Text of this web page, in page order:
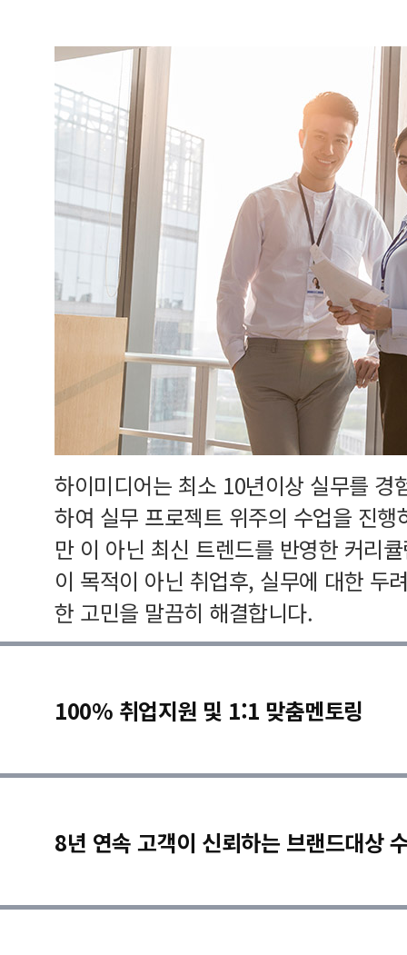
하이미디어는 최소 10년이상 실무를 경
하여 실무 프로젝트 위주의 수업을 진
만 이 아닌 최신 트렌드를 반영한 커리
이 목적이 아닌 취업후, 실무에 대한 두
한 고민을 말끔히 해결합니다.
100% 취업지원 및 1:1 맞춤멘토링
8년 연속 고객이 신뢰하는 브랜드대상